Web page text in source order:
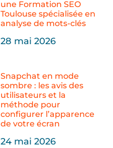
une Formation SEO
Toulouse spécialisée en
analyse de mots-clés
28 mai 2026
Snapchat en mode
sombre : les avis des
utilisateurs et la
méthode pour
configurer l’apparence
de votre écran
24 mai 2026